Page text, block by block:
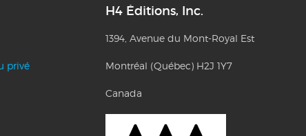
privé
H4 Éditions, Inc.
1394, Avenue du Mont-Royal Est
Montréal (Québec) H2J 1Y7
Canada